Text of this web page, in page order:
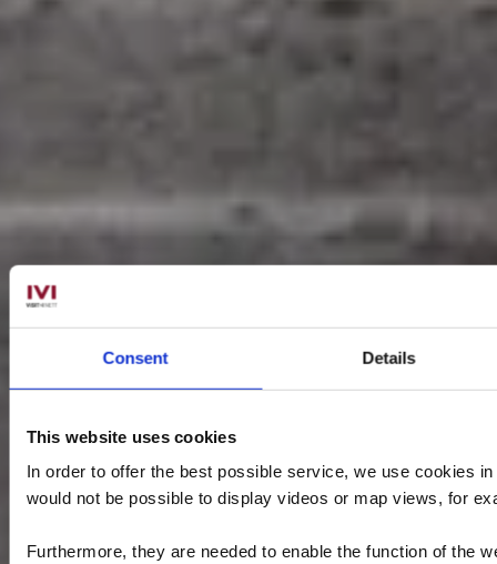
Consent Details
This website uses cookies
In order to offer the best possible service, we use cookies
would not be possible to display videos or map views, for
Furthermore, they are needed to enable the function of the